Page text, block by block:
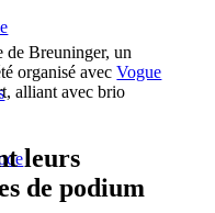
de Breuninger, un
organisé avecVogue
alliant avec brio
leurs
de podium